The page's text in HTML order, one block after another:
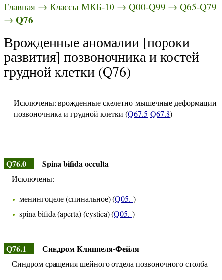
Главная → Классы МКБ-10 → Q00-Q99 → Q65-Q79
→ Q76
Врожденные аномалии [пороки
развития] позвоночника и костей
грудной клетки (Q76)
Исключены: врожденные скелетно-мышечные деформации
позвоночника и грудной клетки (Q67.5-Q67.8)
Q76.0 Spina bifida occulta
Исключены:
менингоцеле (спинальное) (Q05.-)
spina bifida (aperta) (cystica) (Q05.-)
Q76.1 Синдром Клиппеля-Фейля
Синдром сращения шейного отдела позвоночного столба